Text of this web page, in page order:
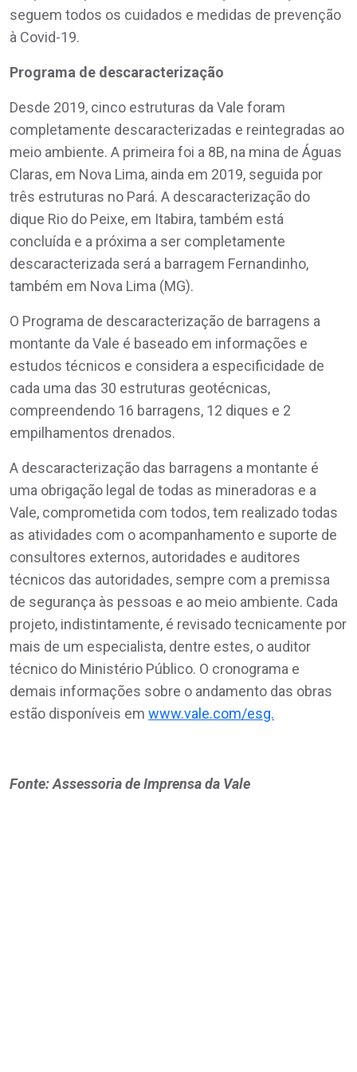
seguem todos os cuidados e medidas de prevenção
à Covid-19.
Programa de descaracterização
Desde 2019, cinco estruturas da Vale foram
completamente descaracterizadas e reintegradas ao
meio ambiente. A primeira foi a 8B, na mina de Águas
Claras, em Nova Lima, ainda em 2019, seguida por
três estruturas no Pará. A descaracterização do
dique Rio do Peixe, em Itabira, também está
concluída e a próxima a ser completamente
descaracterizada será a barragem Fernandinho,
também em Nova Lima (MG).
O Programa de descaracterização de barragens a
montante da Vale é baseado em informações e
estudos técnicos e considera a especificidade de
cada uma das 30 estruturas geotécnicas,
compreendendo 16 barragens, 12 diques e 2
empilhamentos drenados.
A descaracterização das barragens a montante é
uma obrigação legal de todas as mineradoras e a
Vale, comprometida com todos, tem realizado todas
as atividades com o acompanhamento e suporte de
consultores externos, autoridades e auditores
técnicos das autoridades, sempre com a premissa
de segurança às pessoas e ao meio ambiente. Cada
projeto, indistintamente, é revisado tecnicamente por
mais de um especialista, dentre estes, o auditor
técnico do Ministério Público. O cronograma e
demais informações sobre o andamento das obras
estão disponíveis em www.vale.com/esg.
Fonte: Assessoria de Imprensa da Vale